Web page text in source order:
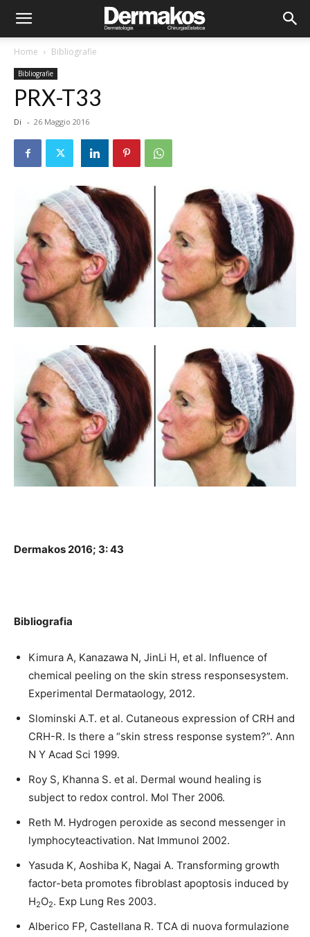
Home Bibliografie
Bibliografie
PRX-T33
Di - 26 Maggio 2016
Dermakos 2016; 3: 43
Bibliografia
Kimura A, Kanazawa N, JinLi H, et al. Influence of
chemical peeling on the skin stress responsesystem.
Experimental Dermataology, 2012.
Slominski A.T. et al. Cutaneous expression of CRH and
CRH-R. Is there a “skin stress response system?”. Ann
N Y Acad Sci 1999.
Roy S, Khanna S. et al. Dermal wound healing is
subject to redox control. Mol Ther 2006.
Reth M. Hydrogen peroxide as second messenger in
lymphocyteactivation. Nat Immunol 2002.
Yasuda K, Aoshiba K, Nagai A. Transforming growth
factor-beta promotes fibroblast apoptosis induced by
H2O2. Exp Lung Res 2003.
Alberico FP, Castellana R. TCA di nuova formulazione